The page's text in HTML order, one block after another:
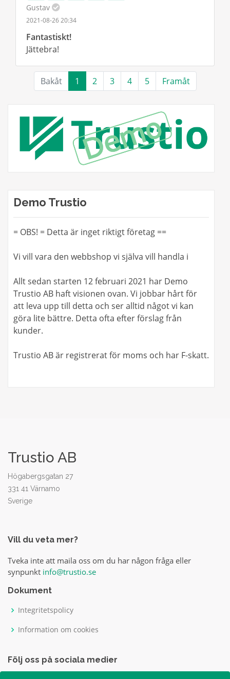
Gustav
2021-08-26 20:34
Fantastiskt!
Jättebra!
Bakåt 1 2 3 4 5 Framåt
Demo Trustio
= OBS! = Detta är inget riktigt företag ==
Vi vill vara den webbshop vi själva vill handla i
Allt sedan starten 12 februari 2021 har Demo
Trustio AB haft visionen ovan. Vi jobbar hårt för
att leva upp till detta och ser alltid något vi kan
göra lite bättre. Detta ofta efter förslag från
kunder.
Trustio AB är registrerat för moms och har F-skatt.
Trustio AB
Högabergsgatan 27
331 41 Värnamo
Sverige
Vill du veta mer?
Tveka inte att maila oss om du har någon fråga eller
synpunkt info@trustio.se
Dokument
Integritetspolicy
Information om cookies
Följ oss på sociala medier